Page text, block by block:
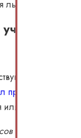
приостановлен
начала